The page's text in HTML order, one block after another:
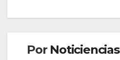
Por Noticiencias